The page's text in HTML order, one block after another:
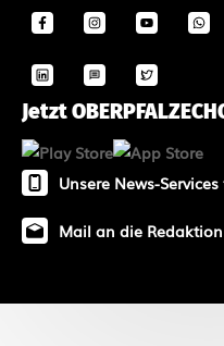
Jetzt
Unsere News-Services
Mail an die Redaktion